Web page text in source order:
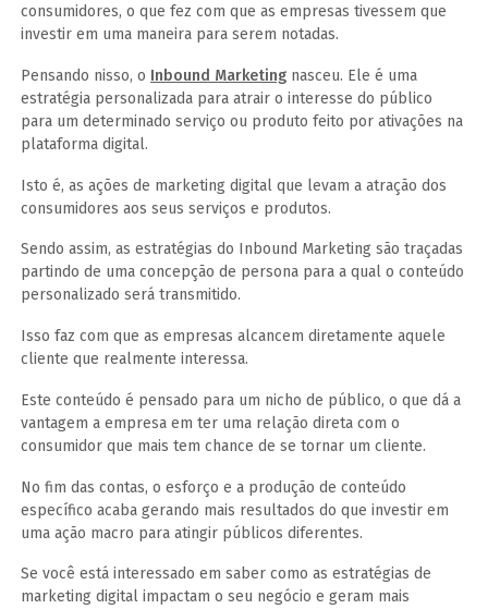
consumidores, o que fez com que as empresas tivessem que
investir em uma maneira para serem notadas.
Pensando nisso, o Inbound Marketing nasceu. Ele é uma
estratégia personalizada para atrair o interesse do público
para um determinado serviço ou produto feito por ativações na
plataforma digital.
Isto é, as ações de marketing digital que levam a atração dos
consumidores aos seus serviços e produtos.
Sendo assim, as estratégias do Inbound Marketing são traçadas
partindo de uma concepção de persona para a qual o conteúdo
personalizado será transmitido.
Isso faz com que as empresas alcancem diretamente aquele
cliente que realmente interessa.
Este conteúdo é pensado para um nicho de público, o que dá a
vantagem a empresa em ter uma relação direta com o
consumidor que mais tem chance de se tornar um cliente.
No fim das contas, o esforço e a produção de conteúdo
específico acaba gerando mais resultados do que investir em
uma ação macro para atingir públicos diferentes.
Se você está interessado em saber como as estratégias de
marketing digital impactam o seu negócio e geram mais